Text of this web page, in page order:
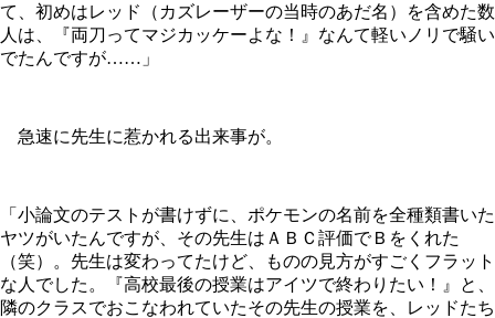
て、初めはレッド（カズレーザーの当時のあだ名）を含めた数
人は、『両刀ってマジカッケーよな！』なんて軽いノリで騒い
でたんですが……」
急速に先生に惹かれる出来事が。
「小論文のテストが書けずに、ポケモンの名前を全種類書いた
ヤツがいたんですが、その先生はＡＢＣ評価でＢをくれた
（笑）。先生は変わってたけど、ものの見方がすごくフラット
な人でした。『高校最後の授業はアイツで終わりたい！』と、
隣のクラスでおこなわれていたその先生の授業を、レッドたち